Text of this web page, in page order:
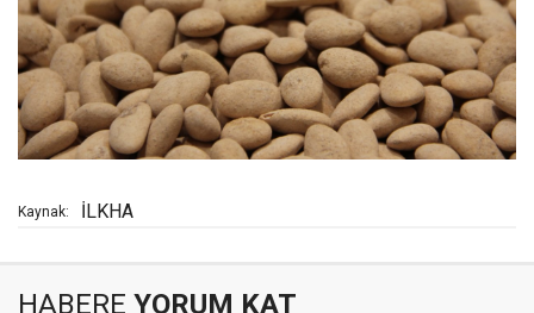
Kaynak: İLKHA
HABERE YORUM KAT